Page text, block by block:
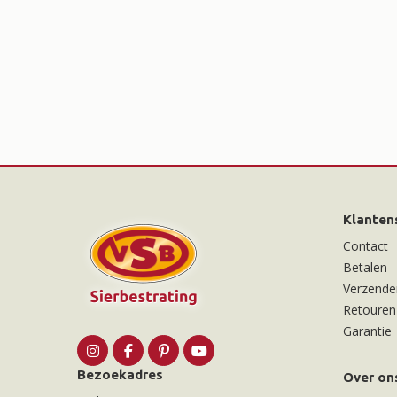
Bezoekadres
Contact
Betalen
Retouren
Garantie
Over